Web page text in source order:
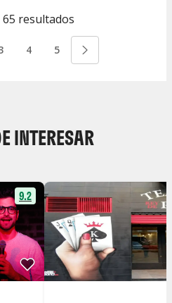
65 resultados
4 5
INTERESAR
9.2